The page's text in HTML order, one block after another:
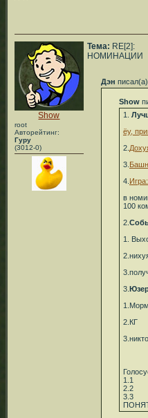
Show
root
Авторейтинг:
Гуру
(3012-0)
Тема: RE[2]:
НОМИНАЦИИ
Дэн писал(а)
Show
1.
ёу,
2.
3.
4.
в
100
2.
1.
3.
2.КГ
3.никто
1.1
2.2
3.3